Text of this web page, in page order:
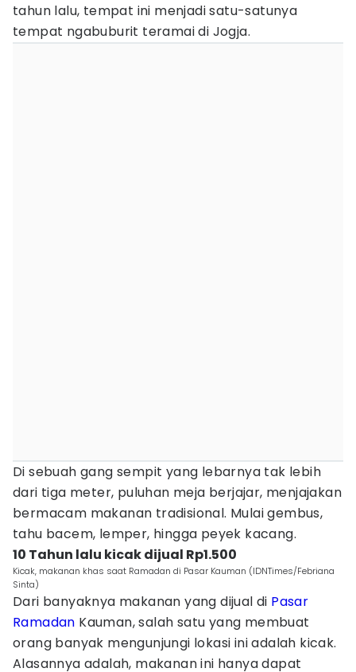
tahun lalu, tempat ini menjadi satu-satunya
tempat ngabuburit teramai di Jogja.
Di sebuah gang sempit yang lebarnya tak lebih
dari tiga meter, puluhan meja berjajar, menjajakan
bermacam makanan tradisional. Mulai gembus,
tahu bacem, lemper, hingga peyek kacang.
10 Tahun lalu kicak dijual Rp1.500
Kicak, makanan khas saat Ramadan di Pasar Kauman (IDNTimes/Febriana
Sinta)
Dari banyaknya makanan yang dijual di Pasar
Ramadan Kauman, salah satu yang membuat
orang banyak mengunjungi lokasi ini adalah kicak.
Alasannya adalah, makanan ini hanya dapat